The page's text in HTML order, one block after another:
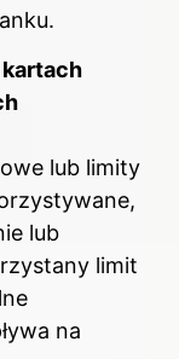
lub limity
lub
limit
na